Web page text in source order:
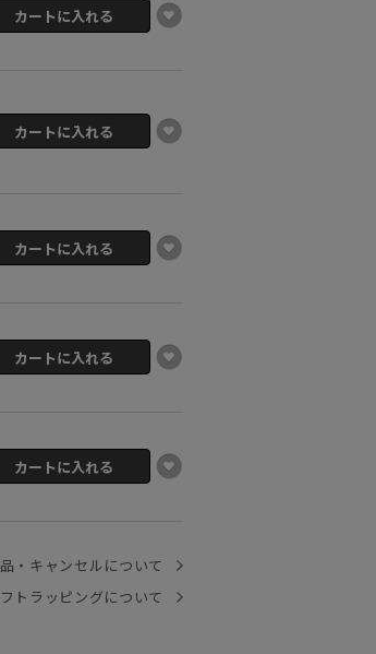
・キャンセルについて
トラッピングについて